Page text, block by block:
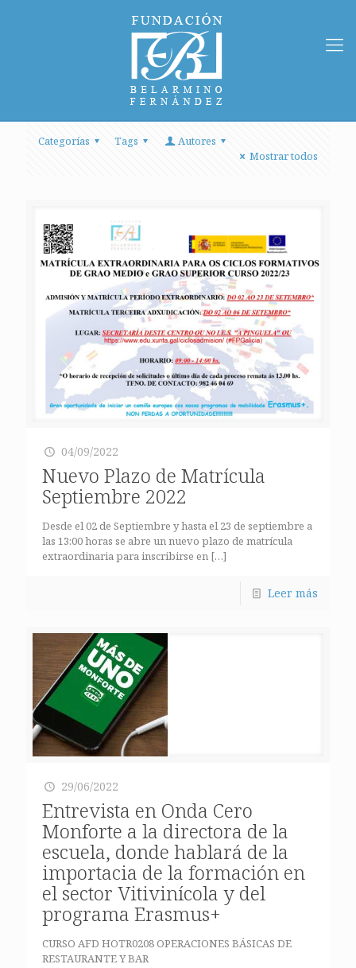
Categorías Tags
Autores
Mostrar todos
04/09/2022
Nuevo Plazo de Matrícula
Septiembre 2022
Desde el 02 de Septiembre y hasta el 23 de septiembre a
las 13:00 horas se abre un nuevo plazo de matrícula
extraordinaria para inscribirse en […]
Leer más
29/06/2022
Entrevista en Onda Cero
Monforte a la directora de la
escuela, donde hablará de la
importacia de la formación en
el sector Vitivinícola y del
programa Erasmus+
CURSO AFD HOTR0208 OPERACIONES BÁSICAS DE
RESTAURANTE Y BAR